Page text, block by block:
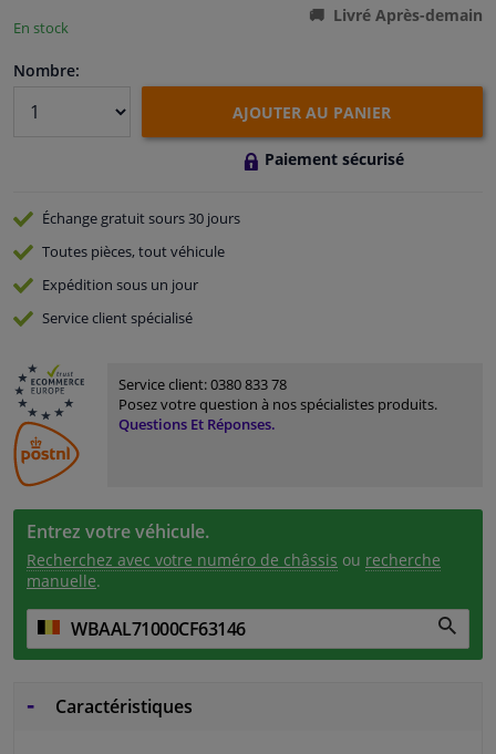
Capteurs & électronique
En stock
Livré Après-demain
Nombre:
AJOUTER AU PANIER
Paiement sécurisé
Échange gratuitsours 30 jours
Toutes pièces, tout véhicule
Expédition sous un jour
Serviceclient spécialisé
Service client:0380 833 78
Posez votre question à nos spécialistes produits.
Questions Et Réponses.
Entrez votre véhicule.
Recherchez avec votre numéro de châssis ou recherche
manuelle.
Caractéristiques